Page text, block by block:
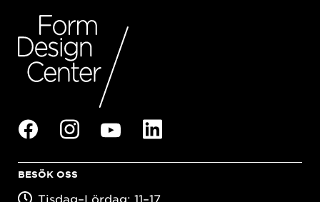
BESÖK OSS
Tisdag–Lördag: 11–17